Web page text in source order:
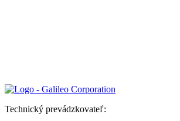
Technický prevádzkovateľ: